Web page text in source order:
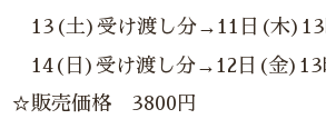
13(土)受け渡し分→11日(木)13
14(日)受け渡し分→12日(金)13
☆販売価格 3800円